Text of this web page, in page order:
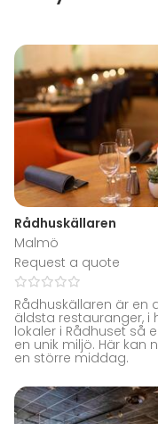
Rådhuskällaren
Malmö
Request a quote
Rådhuskällaren är en
äldsta restauranger, i
lokaler i Rådhuset så
en unik miljö. Här kan
en större middag.